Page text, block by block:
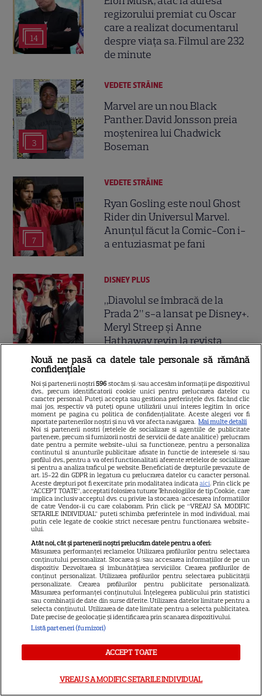
14
regizorului premiat cu Oscar
care a realizat documentarul
despre viața sa. Filmul are 232
de minute
3
VEDETE STRĂINE
Marvel are un nou Black
Panther. David Jonsson preia
moștenirea lui Chadwick
Boseman
7
VEDETE STRĂINE
Ryan Gosling este noul Ghost
Rider din Universul Marvel.
Anunțul făcut la Comic-Con i-
a entuziasmat pe fani
DISNEY PLUS
„Diavolul se îmbracă de la
Prada 2” s-a lansat pe Disney+.
Meryl Streep și Anne
Hathaway revin la revista
Runway
9
VEDETE STRĂINE
Meryl Streep, gest
impresionant pentru Anne
Hathaway și Emily Blunt la
„Diavolul se îmbracă de la
Prada 2”. Ce salarii ar fi primit
actrițele
13
VEDETE STRĂINE
Tom Holland, decizie radicală
pentru noul său film! Ce
promisiune a făcut actorul
după momentele virale în care
a făcut senzație prin dans
SKYSHOWTIME
Scarlett Johansson și Kristin
Scott Thomas, din nou mamă
și fiică pe ecran în „My
apare filmul pe SkyShowtime
Nouă ne pasă ca datele tale personale să rămână
confidențiale
Noi și partenerii noștri596 stocăm și/sau accesăm informații pe dispozitivul
dvs., precum identificatorii cookie unici pentru prelucrarea datelor cu
caracter personal. Puteți accepta sau gestiona preferințele dvs. făcând clic
mai jos, respectiv vă puteți opune utilizării unui interes legitim în orice
moment pe pagina cu politica de confidențialitate. Aceste alegeri vor fi
raportate partenerilor noștri și nu vă vor afecta navigarea. Mai multe detalii
Noi si partenerii nostri (retelele de socializare si agentiile de publicitate
partenere, precum si furnizorii nostri de servicii de date analitice) prelucram
date pentru a permite website-ului sa functioneze, pentru a personaliza
continutul si anunturile publicitare afisate in functie de interesele si/sau
profilul dvs., pentru a va oferi functionalitati aferente retelelor de socializare
si pentru a analiza traficul pe website. Beneficiati de drepturile prevazute de
art. 15-22 din GDPR in legatura cu prelucrarea datelor cu caracter personal.
Aceste drepturi pot fi exercitate prin modalitatea indicataaici. Prin click pe
“ACCEPT TOATE”, acceptati folosirea tuturor Tehnologiilor de tip Cookie, care
implica inclusiv acceptul dvs. cu privire la stocarea/accesarea informatiilor
de catre Vendor-ii cu care colaboram. Prin click pe “VREAU SA MODIFIC
SETARILE INDIVIDUAL” puteti schimba preferintele in mod individual, mai
putin cele legate de cookie strict necesare pentru functionarea website-
ului.
Atât noi, cât și partenerii noștri prelucrăm datele pentru a oferi:
Măsurarea performanței reclamelor. Utilizarea profilurilor pentru selectarea
conținutului personalizat. Stocarea și/sau accesarea informațiilor de pe un
dispozitiv. Dezvoltarea și îmbunătățirea serviciilor. Crearea profilurilor de
conținut personalizat. Utilizarea profilurilor pentru selectarea publicității
personalizate. Crearea profilurilor pentru publicitate personalizată.
Măsurarea performanței conținutului. Înțelegerea publicului prin statistici
sau combinații de date din surse diferite. Utilizarea datelor limitate pentru a
selecta conținutul. Utilizarea de date limitate pentru a selecta publicitatea.
Date precise de geolocație și identificarea prin scanarea dispozitivului.
Listă parteneri (furnizori)
ACCEPT TOATE
VREAU SA MODIFIC SETARILE INDIVIDUAL